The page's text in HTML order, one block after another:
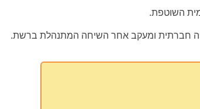
השוטפת.
חברתית ומעקב אחר השיחה המתנהלת ברשת.